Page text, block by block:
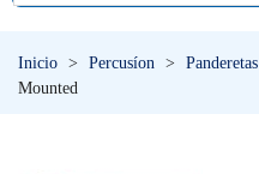
Inicio > Percusíon > Panderetas
Mounted